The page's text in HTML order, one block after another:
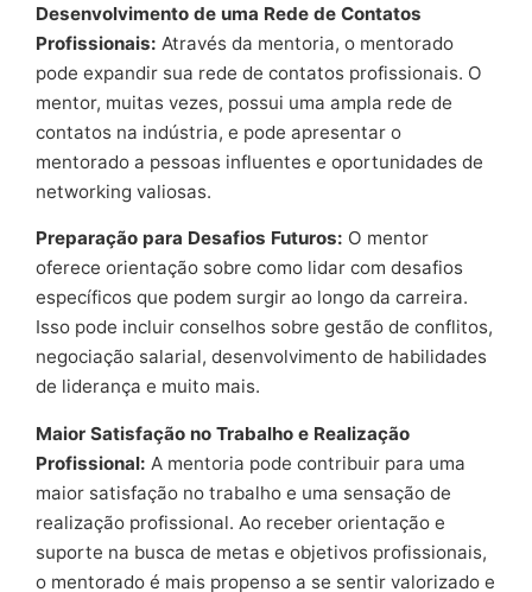
Desenvolvimento de uma Rede de Contatos
Profissionais: Através da mentoria, o mentorado
pode expandir sua rede de contatos profissionais. O
mentor, muitas vezes, possui uma ampla rede de
contatos na indústria, e pode apresentar o
mentorado a pessoas influentes e oportunidades de
networking valiosas.
Preparação para Desafios Futuros: O mentor
oferece orientação sobre como lidar com desafios
específicos que podem surgir ao longo da carreira.
Isso pode incluir conselhos sobre gestão de conflitos,
negociação salarial, desenvolvimento de habilidades
de liderança e muito mais.
Maior Satisfação no Trabalho e Realização
Profissional: A mentoria pode contribuir para uma
maior satisfação no trabalho e uma sensação de
realização profissional. Ao receber orientação e
suporte na busca de metas e objetivos profissionais,
o mentorado é mais propenso a se sentir valorizado e